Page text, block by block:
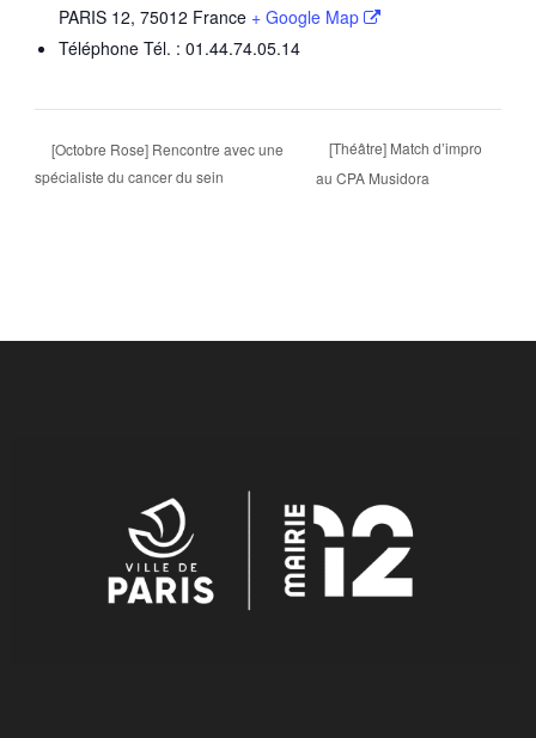
PARIS 12, 75012 France + Google Map
Téléphone Tél. : 01.44.74.05.14
[Octobre Rose] Rencontre avec une
spécialiste du cancer du sein
[Théâtre] Match d’impro
au CPA Musidora